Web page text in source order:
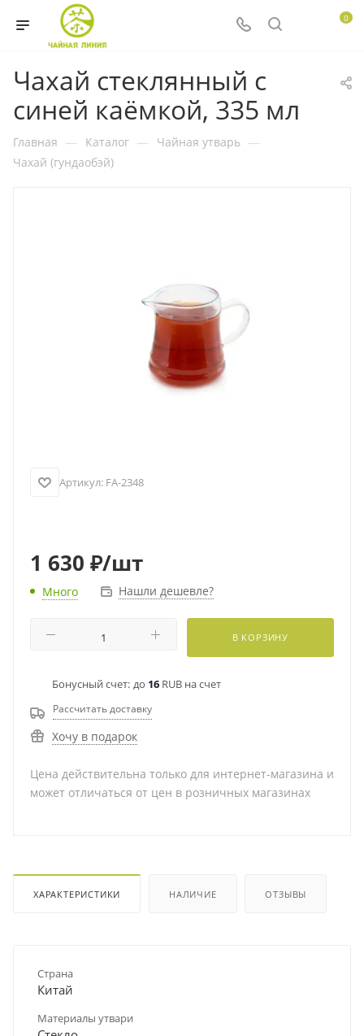
0
Чахай стеклянный с
синей каёмкой, 335 мл
Главная — Каталог — Чайная утварь —
Чахай (гундаобэй)
Артикул: FA-2348
1 630 ₽/шт
Много Нашли дешевле?
В КОРЗИНУ
Бонусный счет: до 16 RUB на счет
Рассчитать доставку
Хочу в подарок
Цена действительна только для интернет-магазина и
может отличаться от цен в розничных магазинах
ХАРАКТЕРИСТИКИ НАЛИЧИЕ ОТЗЫВЫ
Страна
Китай
Материалы утвари